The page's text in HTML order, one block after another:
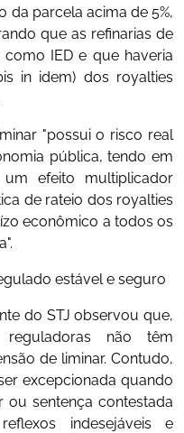
da parcela acima de 5%,
que as refinarias de
IED e que haveria
in idem) dos royalties
"possui o risco real
pública, tendo em
efeito multiplicador
de rateio dos royalties
econômico a todos os
estável e seguro
do STJ observou que,
não têm
de liminar. Contudo,
excepcionada quando
ou sentença contestada
indesejáveis e